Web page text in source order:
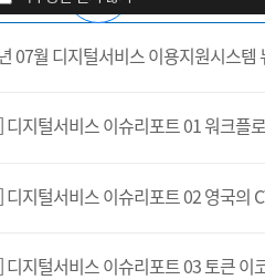
07월 디지털서비스 이용지원시스템
디지털서비스 이슈리포트 01 ​워크플
지털서비스 이슈리포트 03 토큰 이